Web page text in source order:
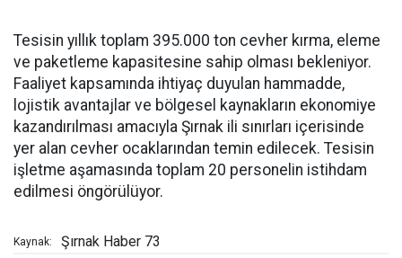
Tesisin yıllık toplam 395.000 ton cevher kırma, eleme
ve paketleme kapasitesine sahip olması bekleniyor.
Faaliyet kapsamında ihtiyaç duyulan hammadde,
lojistik avantajlar ve bölgesel kaynakların ekonomiye
kazandırılması amacıyla Şırnak ili sınırları içerisinde
yer alan cevher ocaklarından temin edilecek. Tesisin
işletme aşamasında toplam 20 personelin istihdam
edilmesi öngörülüyor.
Kaynak: Şırnak Haber 73